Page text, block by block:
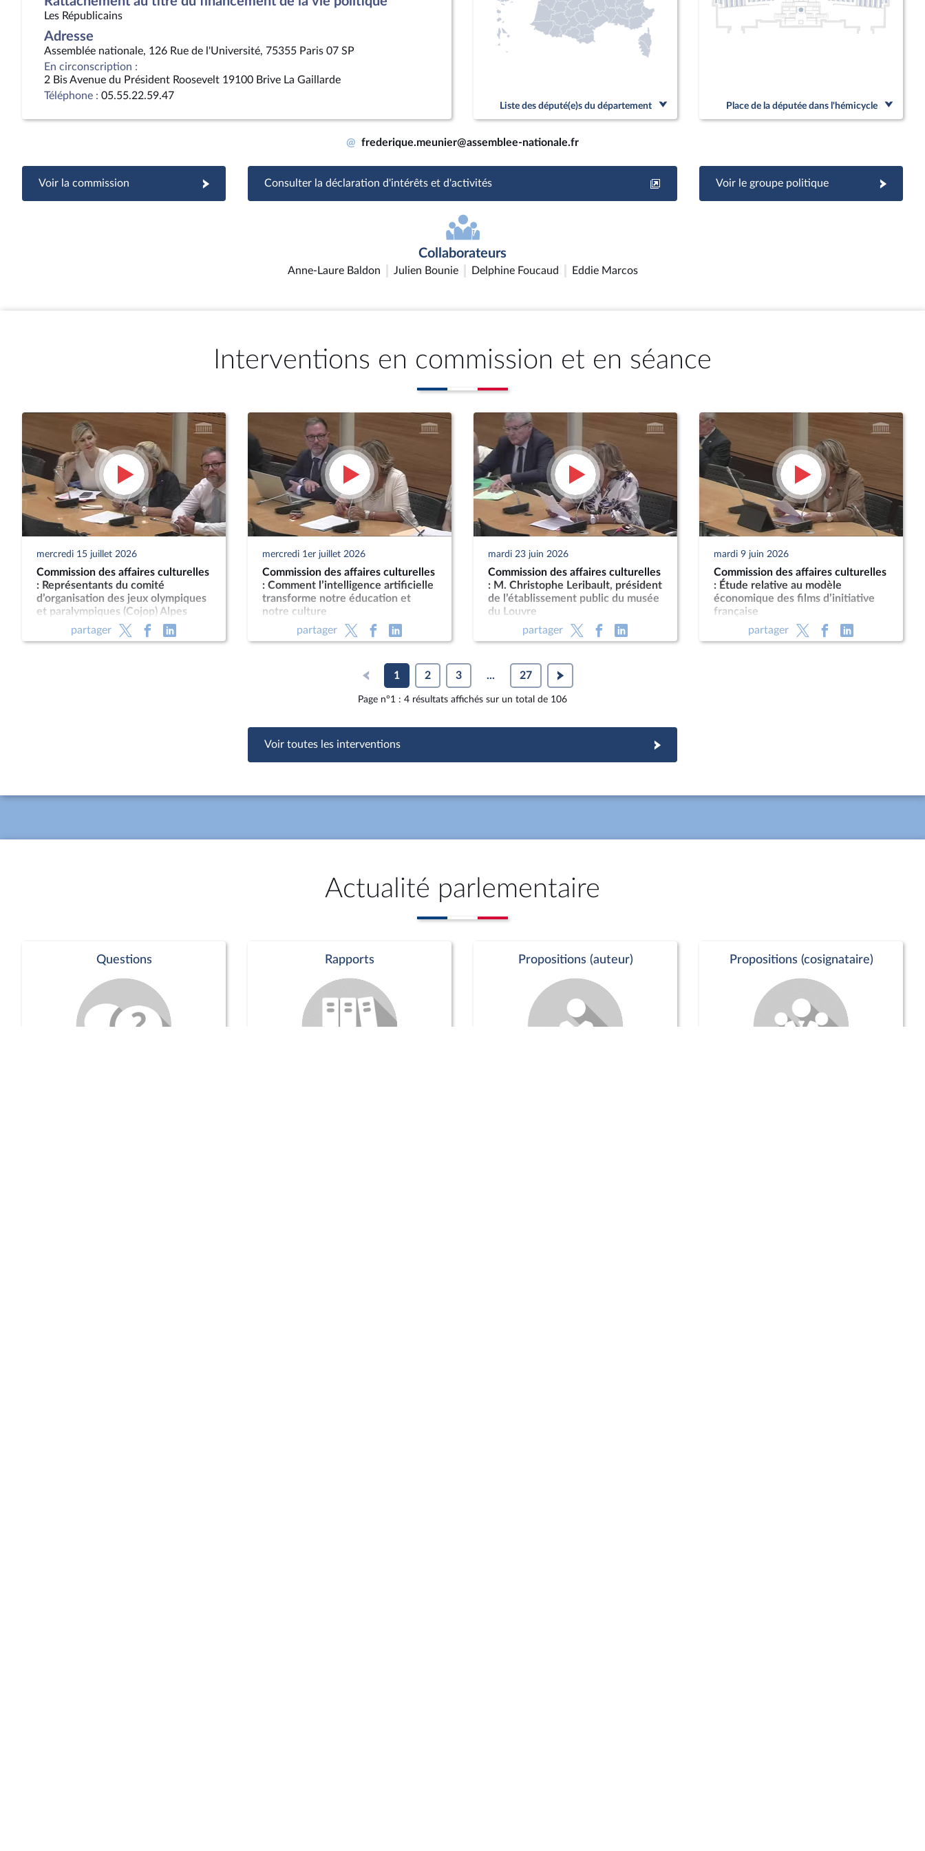
Les Républicains
Adresse
Assemblée nationale, 126 Rue de l'Université, 75355 Paris 07 SP
En circonscription :
2 Bis Avenue du Président Roosevelt 19100 Brive La Gaillarde
Téléphone : 05.55.22.59.47
Liste des député(e)s du département Place de la députée dans l'hémicycle
@ frederique.meunier@assemblee-nationale.fr
Voir la commission Consulter la déclaration d'intérêts et d'activités Voir le groupe politique
Collaborateurs
Anne-Laure Baldon Julien Bounie Delphine Foucaud Eddie Marcos
Interventions en commission et en séance
mercredi 15 juillet 2026
Commission des affaires culturelles
: Représentants du comité
d’organisation des jeux olympiques
et paralympiques (Cojop) Alpes
françaises 2030
partager
mercredi 1er juillet 2026
Commission des affaires culturelles
: Comment l’intelligence artificielle
transforme notre éducation et
notre culture
partager
mardi 23 juin 2026
Commission des affaires culturelles
: M. Christophe Leribault, président
de l’établissement public du musée
du Louvre
partager
mardi 9 juin 2026
Commission des affaires culturelles
: Étude relative au modèle
économique des films d’initiative
française
partager
1 2 3 ... 27
Page n°1 : 4 résultats affichés sur un total de 106
Voir toutes les interventions
Actualité parlementaire
Questions Rapports Propositions (auteur) Propositions (cosignataire)